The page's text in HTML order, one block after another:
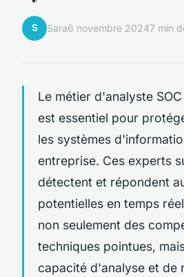
S Sara6 novembre 20247 min
Le métier d'analyste
est essentiel pour
les systèmes
entreprise. Ces experts
détectent et répondent
potentielles en temps
non seulement des
techniques pointues,
capacité d'analyse et de